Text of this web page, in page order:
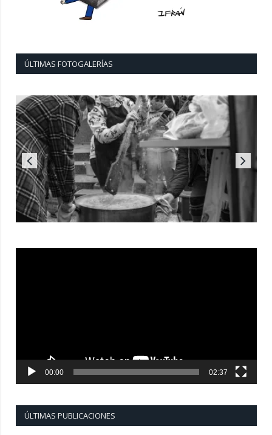
ÚLTIMAS FOTOGALERÍAS
00:00 02:37
ÚLTIMAS PUBLICACIONES